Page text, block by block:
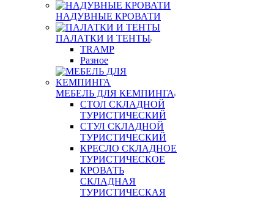
НАДУВНЫЕ КРОВАТИ
ПАЛАТКИ И ТЕНТЫ
TRAMP
Разное
МЕБЕЛЬ ДЛЯ КЕМПИНГА
СТОЛ СКЛАДНОЙ
ТУРИСТИЧЕСКИЙ
СТУЛ СКЛАДНОЙ
ТУРИСТИЧЕСКИЙ
КРЕСЛО СКЛАДНОЕ
ТУРИСТИЧЕСКОЕ
КРОВАТЬ
СКЛАДНАЯ
ТУРИСТИЧЕСКАЯ